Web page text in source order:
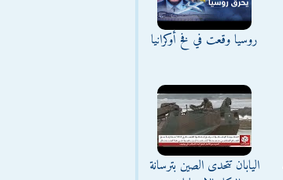
روسيا وقعت في فخ أوكرانيا
اليابان تتحدى الصين بترسانة